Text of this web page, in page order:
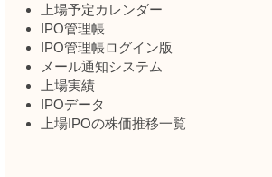
上場予定カレンダー
IPO管理帳
IPO管理帳ログイン版
メール通知システム
上場実績
IPOデータ
上場IPOの株価推移一覧